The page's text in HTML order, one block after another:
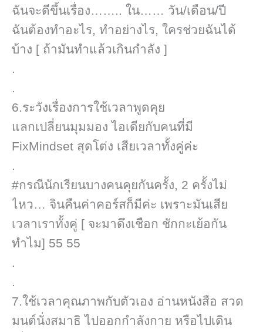
ฉันจะดีขึ้นเรื่อง…….. ใน…… วัน/เดือน/ปี
ฉันต้องทำอะไร, ทำอย่างไร, ใครช่วยฉันได้
บ้าง [ ถ้ามันทำแล้วเกินกำลัง ]​
.
.
6.ระวังเรื่องการใช้เวลาพูดคุย
แลกเปลี่ยนมุมมอง ไอเดียกับคนที่มี
FixMindset​ สุดโต่ง เสียเวลาทั้งคู่ค่ะ
.
#กรณีนักเรียนบางคนคุยกันครั้ง, 2 ครั้งไม่
ไหว… จินคืนค่าคอร์ส​ก็มีค่ะ เพราะมันเสีย
เวลาเราทั้งคู่ [ จะมาดึงเชือก ชักกะเย้อกัน
ทำไม]​ 55 55
.
.
7.ใช้เวลาคุณภาพกับตัวเอง อ่านหนังสือ สวด
มนต์​นั่งสมาธิ ไปออกกำลังกาย หรือไปเดิน